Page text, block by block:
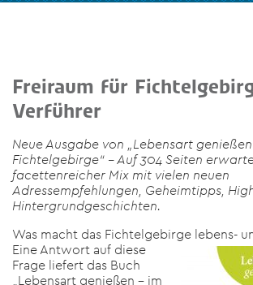
Freiraum für
Verführer
Neue Ausgabe von „Lebensart
Fichtelgebirge“ – Auf 304 Seiten
facettenreicher Mix mit vielen neuen
Adressempfehlungen, Geheimtipps,
Hintergrundgeschichten.
Was macht das Fichtelgebirge lebens-
Eine Antwort auf diese
Frage liefert das Buch
„Lebensart genießen – im